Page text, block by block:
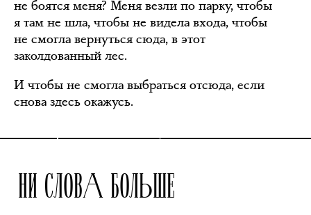
не боятся меня? Меня везли по парку, чтобы
я там не шла, чтобы не видела входа, чтобы
не смогла вернуться сюда, в этот
заколдованный лес.
И чтобы не смогла выбраться отсюда, если
снова здесь окажусь.
НИ СЛОВА БОЛЬШЕ